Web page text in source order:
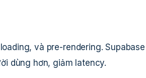
và pre-rendering. Supabase
dùng hơn, giảm latency.